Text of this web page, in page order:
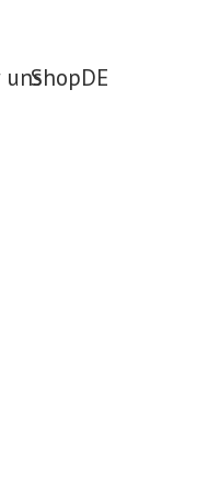
unsShopDE